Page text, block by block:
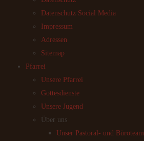
Datenschutz Social Media
Impressum
Adressen
Sitemap
Pfarrei
Unsere Pfarrei
Gottesdienste
Unsere Jugend
Über uns
Unser Pastoral- und Büroteam